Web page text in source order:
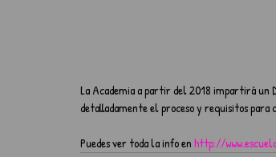
La Academia a partir del 2018 impartirá un
detalladamente el proceso y requisitos para
Puedes ver toda la info en http://